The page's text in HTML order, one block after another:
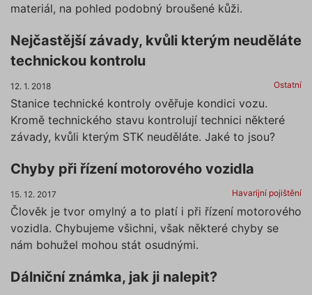
materiál, na pohled podobný broušené kůži.
Nejčastější závady, kvůli kterým neuděláte
technickou kontrolu
12. 1. 2018 Ostatní
Stanice technické kontroly ověřuje kondici vozu.
Kromě technického stavu kontrolují technici některé
závady, kvůli kterým STK neuděláte. Jaké to jsou?
Chyby při řízení motorového vozidla
15. 12. 2017 Havarijní pojištění
Člověk je tvor omylný a to platí i při řízení motorového
vozidla. Chybujeme všichni, však některé chyby se
nám bohužel mohou stát osudnými.
Dálniční známka, jak ji nalepit?